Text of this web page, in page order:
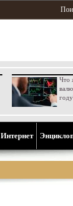
Что
Интернет